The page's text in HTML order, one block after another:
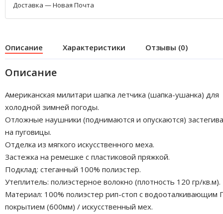
Доставка — Новая Почта
Описание Характеристики Отзывы (0)
Описание
Американская милитари шапка летчика (шапка-ушанка) для
холодной зимней погоды.
Отложные наушники (поднимаются и опускаются)
на пуговицы.
Отделка из мягкого искусственного меха.
Застежка на ремешке с пластиковой пряжкой.
Подклад: стеганный 100% полиэстер.
Утеплитель: полиэстерное волокно (плотность 120 гр/кв.м).
Материал: 100% полиэстер рип-стоп с водооталкивающим
покрытием (600мм) / искусственный мех.